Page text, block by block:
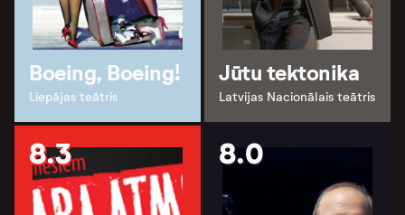
Boeing, Boeing!
Liepājas teātris
Jūtu tektonika
Latvijas Nacionālais teātris
8.3 8.0